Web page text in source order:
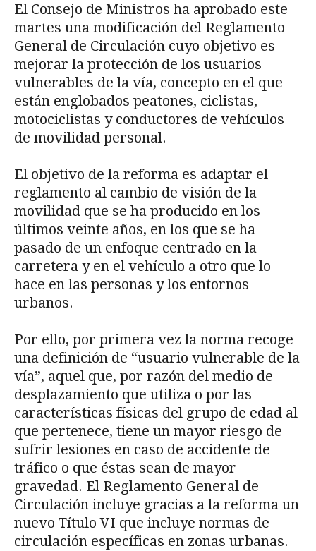
El Consejo de Ministros ha aprobado este
martes una modificación del Reglamento
General de Circulación cuyo objetivo es
mejorar la protección de los usuarios
vulnerables de la vía, concepto en el que
están englobados peatones, ciclistas,
motociclistas y conductores de vehículos
de movilidad personal.
El objetivo de la reforma es adaptar el
reglamento al cambio de visión de la
movilidad que se ha producido en los
últimos veinte años, en los que se ha
pasado de un enfoque centrado en la
carretera y en el vehículo a otro que lo
hace en las personas y los entornos
urbanos.
Por ello, por primera vez la norma recoge
una definición de “usuario vulnerable de la
vía”, aquel que, por razón del medio de
desplazamiento que utiliza o por las
características físicas del grupo de edad al
que pertenece, tiene un mayor riesgo de
sufrir lesiones en caso de accidente de
tráfico o que éstas sean de mayor
gravedad. El Reglamento General de
Circulación incluye gracias a la reforma un
nuevo Título VI que incluye normas de
circulación específicas en zonas urbanas.